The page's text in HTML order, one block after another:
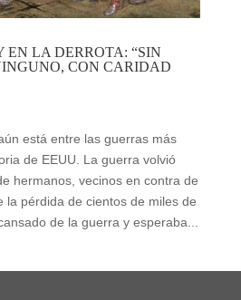
EN LA DERROTA: “SIN
CON CARIDAD
está entre las guerras más
de EEUU. La guerra volvió
hermanos, vecinos en contra de
la pérdida de cientos de miles de
de la guerra y esperaba...